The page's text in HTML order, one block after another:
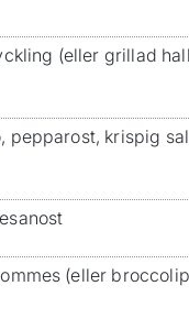
(eller grillad
krispig
(eller